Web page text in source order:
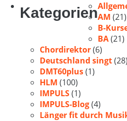
KategorienAM (21)
B-
BA(21)
Chordirektor(6)
Deutschland singt(28)
DMT60plus(1)
HLM (100)
IMPULS(1)
IMPULS-Blog(4)
Länger fit durch